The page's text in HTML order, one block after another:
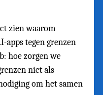
zien waarom
apps tegen grenzen
hoe zorgen we
niet als
om het samen